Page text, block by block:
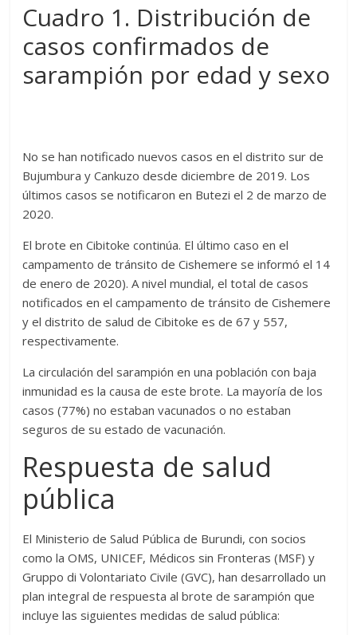
Cuadro 1. Distribución de
casos confirmados de
sarampión por edad y sexo
No se han notificado nuevos casos en el distrito sur de
Bujumbura y Cankuzo desde diciembre de 2019. Los
últimos casos se notificaron en Butezi el 2 de marzo de
2020.
El brote en Cibitoke continúa. El último caso en el
campamento de tránsito de Cishemere se informó el 14
de enero de 2020). A nivel mundial, el total de casos
notificados en el campamento de tránsito de Cishemere
y el distrito de salud de Cibitoke es de 67 y 557,
respectivamente.
La circulación del sarampión en una población con baja
inmunidad es la causa de este brote. La mayoría de los
casos (77%) no estaban vacunados o no estaban
seguros de su estado de vacunación.
Respuesta de salud
pública
El Ministerio de Salud Pública de Burundi, con socios
como la OMS, UNICEF, Médicos sin Fronteras (MSF) y
Gruppo di Volontariato Civile (GVC), han desarrollado un
plan integral de respuesta al brote de sarampión que
incluye las siguientes medidas de salud pública: